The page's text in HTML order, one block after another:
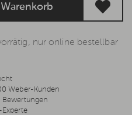
nur online bestellbar
Weber-Kunden
Experte